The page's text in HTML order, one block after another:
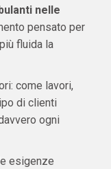
nelle
pensato per
fluida la
come lavori,
di clienti
ogni
esigenze